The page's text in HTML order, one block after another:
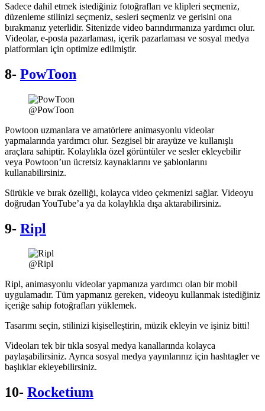
Sadece dahil etmek istediğiniz fotoğrafları ve klipleri seçmeniz,
düzenleme stilinizi seçmeniz, sesleri seçmeniz ve gerisini ona
bırakmanız yeterlidir. Sitenizde video barındırmanıza yardımcı olur.
Videolar, e-posta pazarlaması, içerik pazarlaması ve sosyal medya
platformları için optimize edilmiştir.
8- PowToon
@PowToon
Powtoon uzmanlara ve amatörlere animasyonlu videolar
yapmalarında yardımcı olur. Sezgisel bir arayüze ve kullanışlı
araçlara sahiptir. Kolaylıkla özel görüntüler ve sesler ekleyebilir
veya Powtoon’un ücretsiz kaynaklarını ve şablonlarını
kullanabilirsiniz.
Sürükle ve bırak özelliği, kolayca video çekmenizi sağlar. Videoyu
doğrudan YouTube’a ya da kolaylıkla dışa aktarabilirsiniz.
9- Ripl
@Ripl
Ripl, animasyonlu videolar yapmanıza yardımcı olan bir mobil
uygulamadır. Tüm yapmanız gereken, videoyu kullanmak istediğiniz
içeriğe sahip fotoğrafları yüklemek.
Tasarımı seçin, stilinizi kişiselleştirin, müzik ekleyin ve işiniz bitti!
Videoları tek bir tıkla sosyal medya kanallarında kolayca
paylaşabilirsiniz. Ayrıca sosyal medya yayınlarınız için hashtagler ve
başlıklar ekleyebilirsiniz.
10- Rocketium